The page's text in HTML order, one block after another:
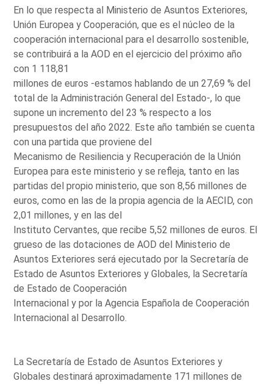
En lo que respecta al Ministerio de Asuntos Exteriores,
Unión Europea y Cooperación, que es el núcleo de la
cooperación internacional para el desarrollo sostenible,
se contribuirá a la AOD en el ejercicio del próximo año
con 1 118,81
millones de euros -estamos hablando de un 27,69 % del
total de la Administración General del Estado-, lo que
supone un incremento del 23 % respecto a los
presupuestos del año 2022. Este año también se cuenta
con una partida que proviene del
Mecanismo de Resiliencia y Recuperación de la Unión
Europea para este ministerio y se refleja, tanto en las
partidas del propio ministerio, que son 8,56 millones de
euros, como en las de la propia agencia de la AECID, con
2,01 millones, y en las del
Instituto Cervantes, que recibe 5,52 millones de euros. El
grueso de las dotaciones de AOD del Ministerio de
Asuntos Exteriores será ejecutado por la Secretaría de
Estado de Asuntos Exteriores y Globales, la Secretaría
de Estado de Cooperación
Internacional y por la Agencia Española de Cooperación
Internacional al Desarrollo.
La Secretaría de Estado de Asuntos Exteriores y
Globales destinará aproximadamente 171 millones de